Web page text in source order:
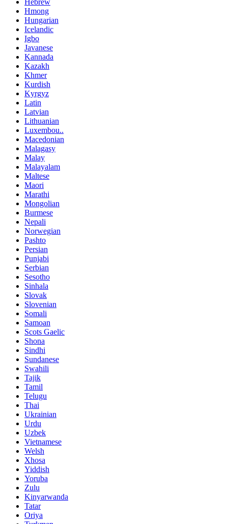
Hmong
Hungarian
Icelandic
Igbo
Javanese
Kannada
Kazakh
Khmer
Kurdish
Kyrgyz
Latin
Latvian
Lithuanian
Luxembou..
Macedonian
Malagasy
Malay
Malayalam
Maltese
Maori
Marathi
Mongolian
Burmese
Nepali
Norwegian
Pashto
Persian
Punjabi
Serbian
Sesotho
Sinhala
Slovak
Slovenian
Somali
Samoan
Scots Gaelic
Shona
Sindhi
Sundanese
Swahili
Tajik
Tamil
Telugu
Thai
Ukrainian
Urdu
Uzbek
Vietnamese
Welsh
Xhosa
Yiddish
Yoruba
Zulu
Kinyarwanda
Tatar
Oriya